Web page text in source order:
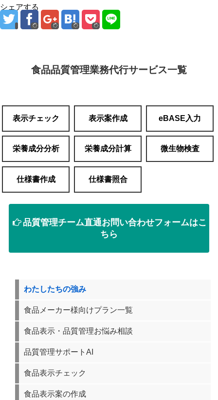
シェアする
食品品質管理業務代行サービス一覧
表示チェック 表示案作成 eBASE入力
栄養成分分析 栄養成分計算 微生物検査
仕様書作成 仕様書照合
品質管理チーム直通お問い合わせフォームはこ
ちら
わたしたちの強み
食品メーカー様向けプラン一覧
食品表示・品質管理お悩み相談
品質管理サポートAI
食品表示チェック
食品表示案の作成